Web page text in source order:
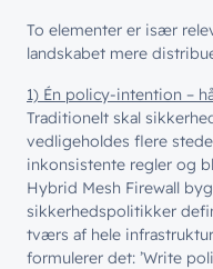
To elementer er især
landskabet mere
1) Én policy-intention –
Traditionelt skal
vedligeholdes flere
inkonsistente regler og
Hybrid Mesh Firewall
sikkerhedspolitikker
tværs af hele
formulerer det: ’Write